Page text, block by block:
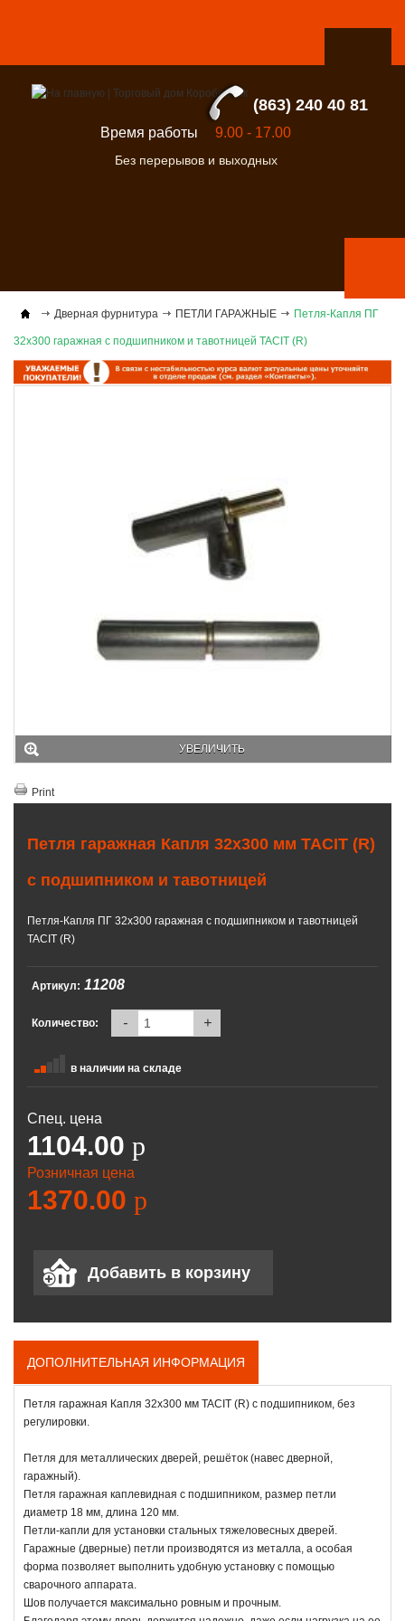
(863) 240 40 81
Время работы 9.00 - 17.00
Без перерывов и выходных
Дверная фурнитура ПЕТЛИ ГАРАЖНЫЕ Петля-Капля ПГ
32х300 гаражная с подшипником и тавотницей TACIT (R)
УВЕЛИЧИТЬ
Print
Петля гаражная Капля 32х300 мм TACIT (R)
с подшипником и тавотницей
Петля-Капля ПГ 32х300 гаражная с подшипником и тавотницей
TACIT (R)
Артикул: 11208
Количество: - +
в наличии на складе
Спец. цена
1104.00 p
Розничная цена
1370.00 p
ДОПОЛНИТЕЛЬНАЯ ИНФОРМАЦИЯ
Петля гаражная Капля 32х300 мм TACIT (R) с подшипником, без
регулировки.
Петля для металлических дверей, решёток (навес дверной,
гаражный).
Петля гаражная каплевидная с подшипником, размер петли
диаметр 18 мм, длина 120 мм.
Петли-капли для установки стальных тяжеловесных дверей.
Гаражные (дверные) петли производятся из металла, а особая
форма позволяет выполнить удобную установку с помощью
сварочного аппарата.
Шов получается максимально ровным и прочным.